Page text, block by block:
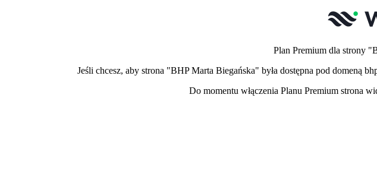
Plan Premium dla strony
Jeśli chcesz, aby strona "BHP Marta Biegańska" była dostępna pod domeną
Do momentu włączenia Planu Premium strona